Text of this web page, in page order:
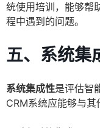
统使用培训，能够帮
程中遇到的问题。
五、系统集
系统集成性是评估智
CRM系统应能够与其